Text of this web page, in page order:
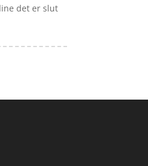
det er slut